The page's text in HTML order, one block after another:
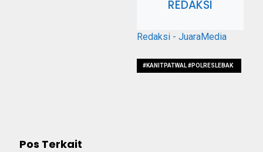
REDAKSI
Redaksi - JuaraMedia
#KANITPATWAL #POLRESLEBAK
Pos Terkait